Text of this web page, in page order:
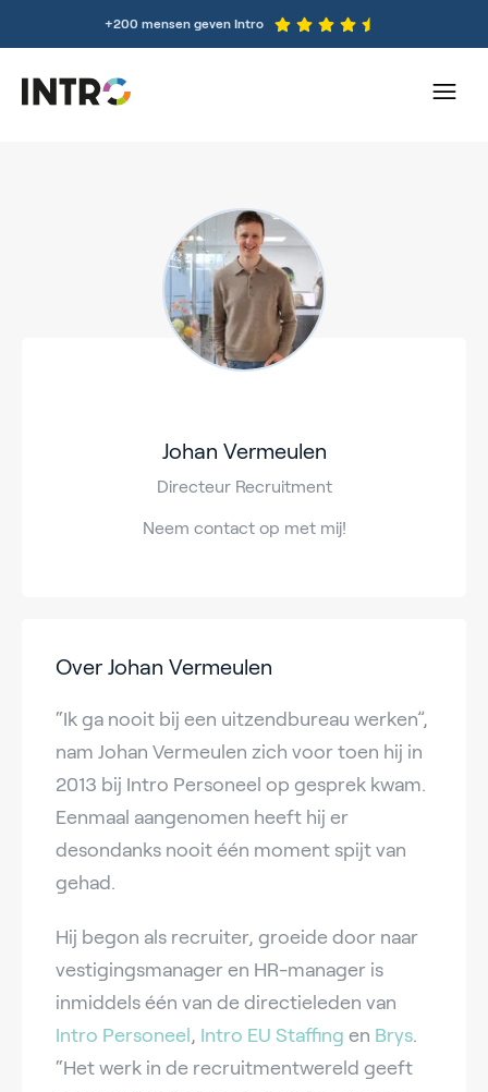
+200 mensen geven Intro
Johan Vermeulen
Directeur Recruitment
Neem contact op met mij!
Over Johan Vermeulen
“Ik ga nooit bij een uitzendbureau werken”,
nam Johan Vermeulen zich voor toen hij in
2013 bij Intro Personeel op gesprek kwam.
Eenmaal aangenomen heeft hij er
desondanks nooit één moment spijt van
gehad.
Hij begon als recruiter, groeide door naar
vestigingsmanager en HR-manager is
inmiddels één van de directieleden van
Intro Personeel , Intro EU Staffing en Brys.
“Het werk in de recruitmentwereld geeft